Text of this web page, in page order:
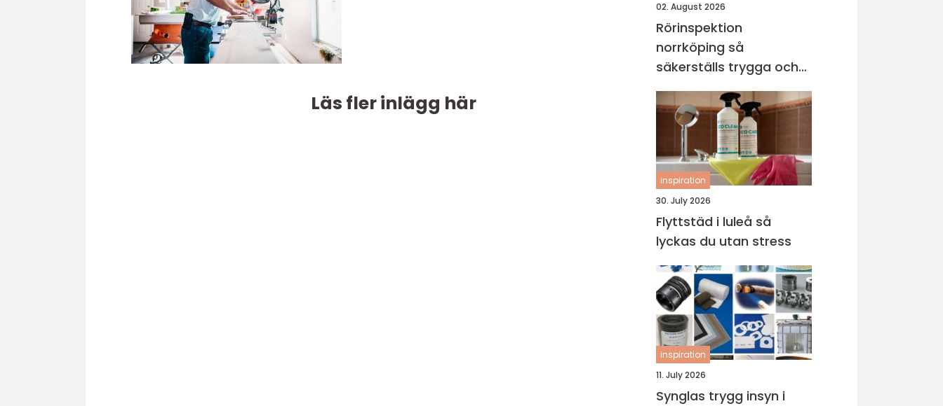
Läs fler inlägg här
02. August 2026
Rörinspektion
norrköping så
säkerställs trygga och
hållbara avloppssystem
inspiration
30. July 2026
Flyttstäd i luleå så
lyckas du utan stress
inspiration
11. July 2026
Synglas trygg insyn i